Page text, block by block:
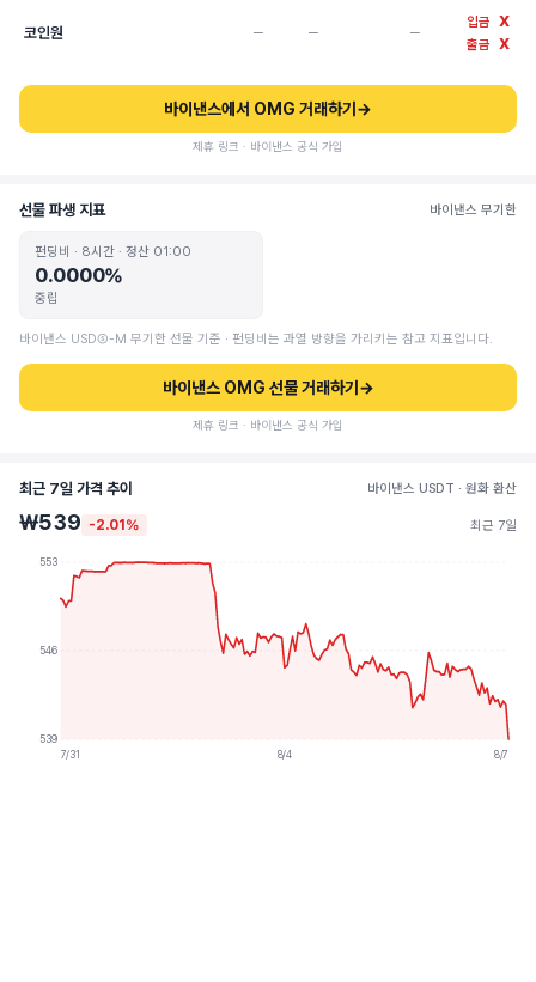
코인원 ─ ─ ─
입금 X
출금 X
바이낸스에서 OMG 거래하기 →
제휴 링크 · 바이낸스 공식 가입
선물 파생 지표 바이낸스 무기한
펀딩비 · 8시간 · 정산 01:00
0.0000%
중립
바이낸스 USDⓈ-M 무기한 선물 기준 · 펀딩비는 과열 방향을 가리키는 참고 지표입니다.
바이낸스 OMG 선물 거래하기 →
제휴 링크 · 바이낸스 공식 가입
최근 7일 가격 추이 바이낸스 USDT · 원화 환산
₩539 -2.01% 최근 7일
553
546
539
7/31
8/4 8/7